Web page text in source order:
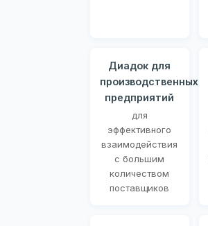
Диадок для
производственных
предприятий
для
эффективного
взаимодействия
с большим
количеством
поставщиков